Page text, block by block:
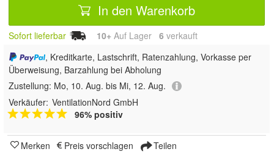
In den Warenkorb
Sofort lieferbar 10+ Auf Lager 6 verkauft
, Kreditkarte, Lastschrift, Ratenzahlung, Vorkasse per
Überweisung, Barzahlung bei Abholung
Zustellung: Mo, 10. Aug. bis Mi, 12. Aug.
Verkäufer: VentilationNord GmbH
96% positiv
Merken Preis vorschlagen Teilen